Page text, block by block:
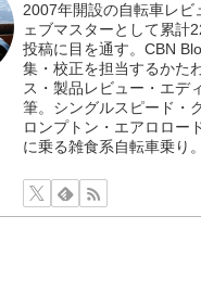
2007年開設の自転車レビ
ェブマスターとして累計
投稿に目を通す。CBN
集・校正を担当するかた
ス・製品レビュー・エデ
筆。シングルスピード・
ロンプトン・エアロロー
に乗る雑食系自転車乗り。